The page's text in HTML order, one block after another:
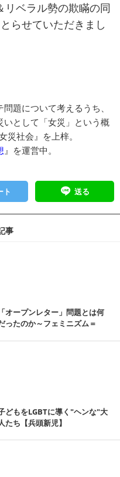
リベラル勢の欺瞞の同
らせていただきまし
題について考えるうち、
として「女災」という概
社会』を上梓。
』を運営中。
ト 送る
事
「オープンレター」問題とは何
ったのか～フェミニズム＝
どもをLGBTに導く"ヘンな"大
人たち【兵頭新児】